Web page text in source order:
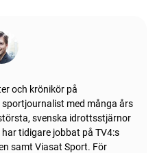
och krönikör på
sportjournalist med många års
svenska idrottsstjärnor
tidigare jobbat på TV4:s
samt Viasat Sport. För